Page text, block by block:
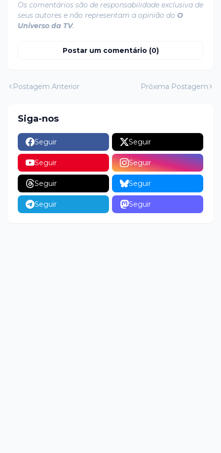
Os comentários são de responsabilidade exclusiva de
seus autores e não representam a opinião do O
Universo da TV.
Postar um comentário (0)
Postagem Anterior Próxima Postagem
Siga-nos
Seguir Seguir
Seguir Seguir
Seguir Seguir
Seguir Seguir